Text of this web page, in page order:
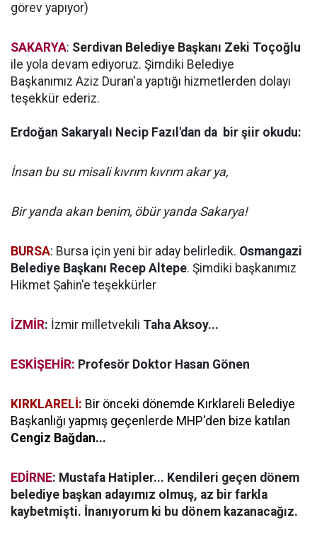
görev yapıyor)
SAKARYA: Serdivan Belediye Başkanı Zeki Toçoğlu
ile yola devam ediyoruz. Şimdiki Belediye
Başkanımız Aziz Duran'a yaptığı hizmetlerden dolayı
teşekkür ederiz.
Erdoğan Sakaryalı Necip Fazıl'dan da bir şiir okudu:
İnsan bu su misali kıvrım kıvrım akar ya,
Bir yanda akan benim, öbür yanda Sakarya!
BURSA: Bursa için yeni bir aday belirledik. Osmangazi
Belediye Başkanı Recep Altepe. Şimdiki başkanımız
Hikmet Şahin'e teşekkürler
İZMİR: İzmir milletvekili Taha Aksoy...
ESKİŞEHİR: Profesör Doktor Hasan Gönen
KIRKLARELİ: Bir önceki dönemde Kırklareli Belediye
Başkanlığı yapmış geçenlerde MHP'den bize katılan
Cengiz Bağdan...
EDİRNE: Mustafa Hatipler... Kendileri geçen dönem
belediye başkan adayımız olmuş, az bir farkla
kaybetmişti. İnanıyorum ki bu dönem kazanacağız.